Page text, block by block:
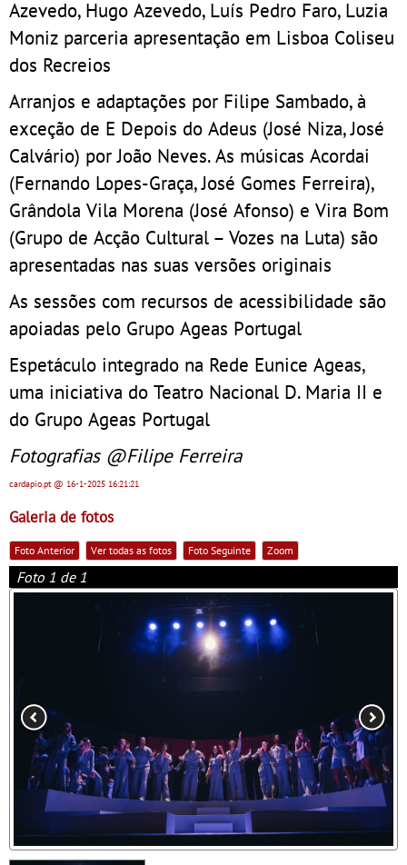
Azevedo, Hugo Azevedo, Luís Pedro Faro, Luzia
Moniz parceria apresentação em Lisboa Coliseu
dos Recreios
Arranjos e adaptações por Filipe Sambado, à
exceção de E Depois do Adeus (José Niza, José
Calvário) por João Neves. As músicas Acordai
(Fernando Lopes-Graça, José Gomes Ferreira),
Grândola Vila Morena (José Afonso) e Vira Bom
(Grupo de Acção Cultural – Vozes na Luta) são
apresentadas nas suas versões originais
As sessões com recursos de acessibilidade são
apoiadas pelo Grupo Ageas Portugal
Espetáculo integrado na Rede Eunice Ageas,
uma iniciativa do Teatro Nacional D. Maria II e
do Grupo Ageas Portugal
Fotografias @Filipe Ferreira
cardapio.pt@ 16-1-2025 16:21:21
Galeria de fotos
Foto Anterior Ver todas as fotos Foto Seguinte Zoom
Foto 1 de 1